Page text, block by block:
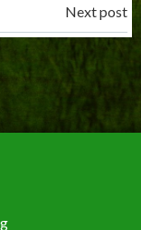
Next post